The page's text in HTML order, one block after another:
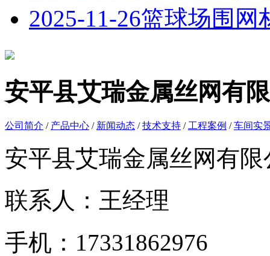
2025-11-26篮球场围网
安平县艾瑞金属丝网有
公司简介 / 产品中心 / 新闻动态 /技术支持 / 工程案例 /车间实
安平县艾瑞金属丝网有限
联系人：王经理
手机：17331862976